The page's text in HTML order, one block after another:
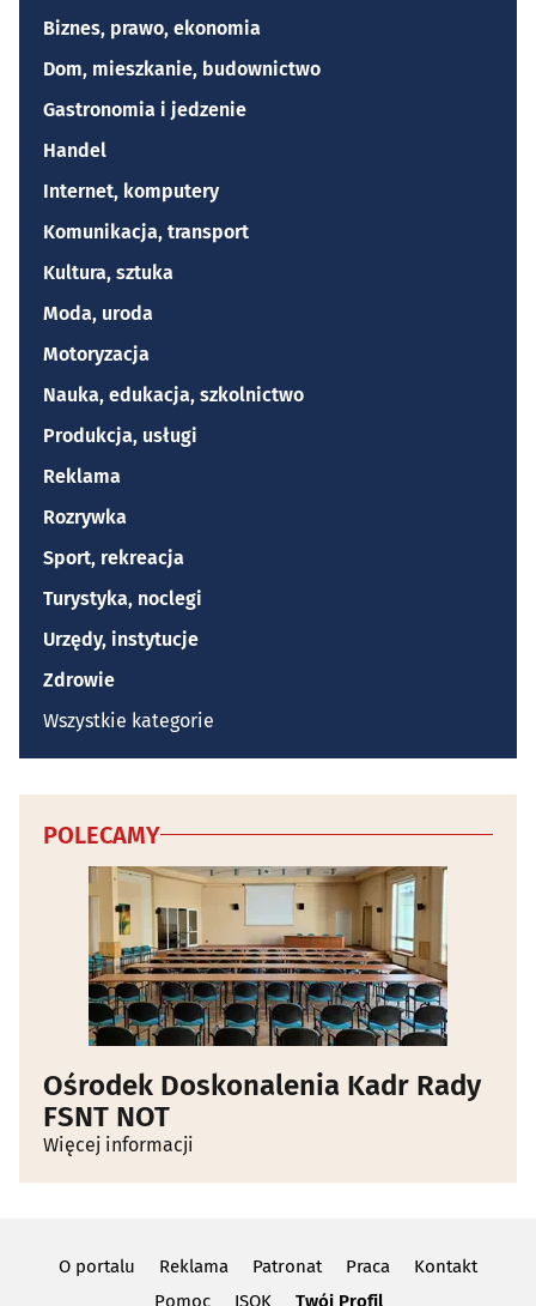
Biznes, prawo, ekonomia
Dom, mieszkanie, budownictwo
Gastronomia i jedzenie
Handel
Internet, komputery
Komunikacja, transport
Kultura, sztuka
Moda, uroda
Motoryzacja
Nauka, edukacja, szkolnictwo
Produkcja, usługi
Reklama
Rozrywka
Sport, rekreacja
Turystyka, noclegi
Urzędy, instytucje
Zdrowie
Wszystkie kategorie
POLECAMY
Ośrodek Doskonalenia Kadr Rady
FSNT NOT
Więcej informacji
O portalu Reklama Patronat Praca
Kontakt
Pomoc
ISOK Twój Profil